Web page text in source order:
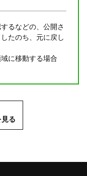
るなどの、公開さ
たのち、元に戻し
に移動する場合
る